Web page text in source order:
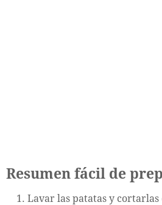
Resumen fácil de
Lavar las patatas y cortarlas